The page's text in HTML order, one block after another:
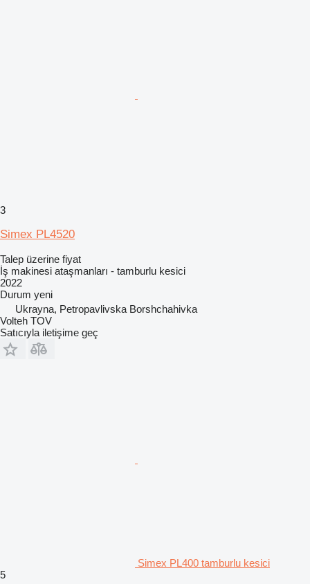
3
Simex PL4520
Talep üzerine fiyat
İş makinesi ataşmanları - tamburlu kesici
2022
Durum yeni
Ukrayna, Petropavlivska Borshchahivka
Volteh TOV
Satıcıyla iletişime geç
Simex PL400 tamburlu kesici
5